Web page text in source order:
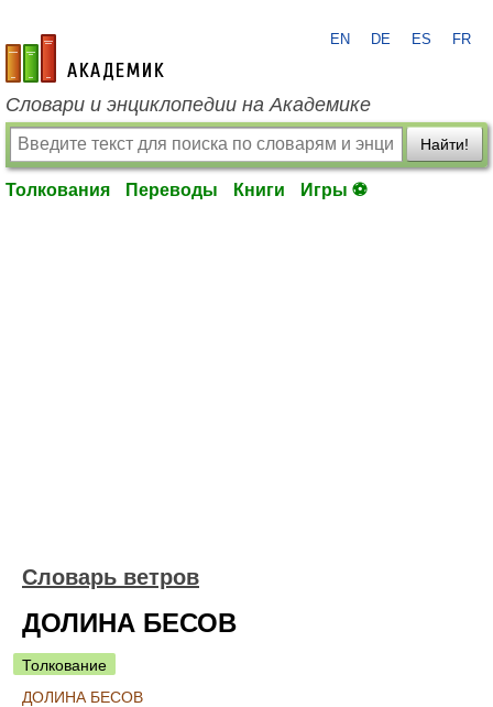
academic.ru
EN DE ES FR
Словари и энциклопедии на Академике
Найти!
Толкования Переводы Книги Игры ⚽
Словарь ветров
ДОЛИНА БЕСОВ
Толкование
ДОЛИНА БЕСОВ